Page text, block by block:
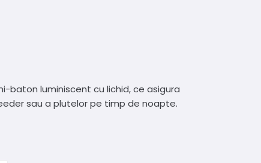
baton luminiscent cu lichid, ce asigura
sau a plutelor pe timp de noapte.